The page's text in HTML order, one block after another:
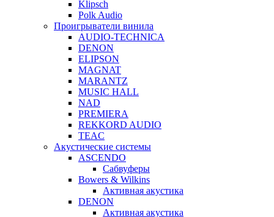
Klipsch
Polk Audio
Проигрыватели винила
AUDIO-TECHNICA
DENON
ELIPSON
MAGNAT
MARANTZ
MUSIC HALL
NAD
PREMIERA
REKKORD AUDIO
TEAC
Акустические системы
ASCENDO
Сабвуферы
Bowers & Wilkins
Активная акустика
DENON
Активная акустика